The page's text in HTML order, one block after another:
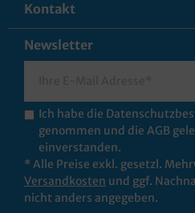
Kontakt
Newsletter
Ich habe die
genommen und die AGB
einverstanden.
* Alle Preise exkl. gesetzl.
Versandkosten und ggf.
nicht anders angegeben.